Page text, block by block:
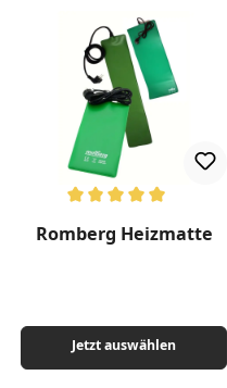
Romberg Heizmatte
Jetzt auswählen